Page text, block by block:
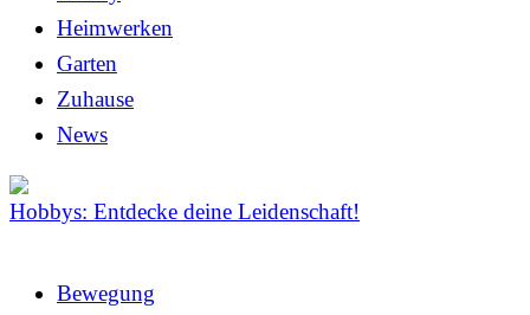
Heimwerken
Garten
Zuhause
News
Hobbys: Entdecke deine Leidenschaft!
Bewegung